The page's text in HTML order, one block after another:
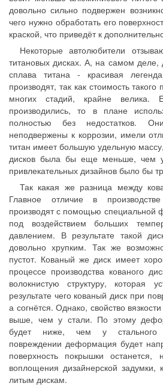
довольно сильно подвержен
чего нужно обработать его
краской, что приведёт к
Некоторые автолюбители
титановых дисках. А, на самом деле,
сплава титана - красивая
производят, так как стоимость
многих стадий, крайне велика.
производились, то в плане
полностью без недостатков.
неподвержены к коррозии, имели
титан имеет большую удельную
дисков была бы еще меньше, чем
привлекательных дизайнов было бы
Так какая же разница между
Главное отличие в
производят с помощью специальной
под воздействием больших
давлением. В результате такой
довольно хрупким. Так же
пустот. Кованый же диск имеет
процессе производства кованого
волокнистую структуру, которая
результате чего кованый диск при
а согнётся. Однако, свойство
выше, чем у стали. По этому
будет ниже, чем у стального
повреждении деформация будет
поверхность покрышки
воплощения дизайнерской задумки,
литым дискам.